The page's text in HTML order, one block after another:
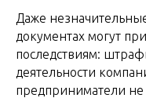
Даже
документах могут
последствиям:
деятельности
предприниматели